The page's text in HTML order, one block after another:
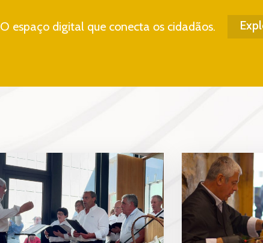
O espaço digital que conecta os cidadãos.